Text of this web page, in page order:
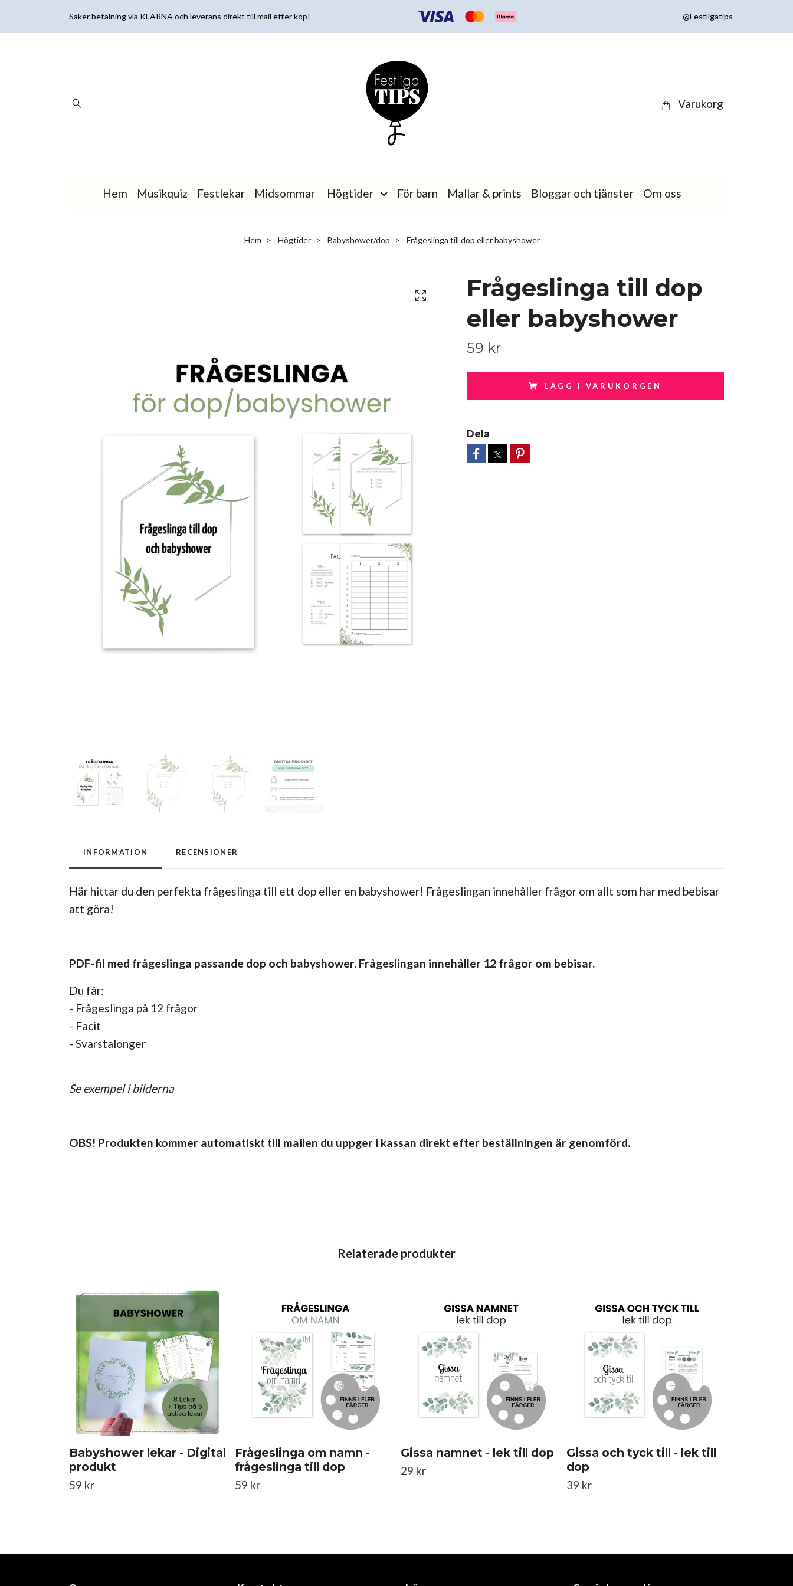
Säker betalning via KLARNA och leverans direkt till mail efter köp! @Festligatips
Varukorg
Hem Musikquiz Festlekar Midsommar Högtider För barn Mallar & prints Bloggar och tjänster Om oss
Hem Högtider Babyshower/dop Frågeslinga till dop eller babyshower
Frågeslinga till dop
eller babyshower
59 kr
LÄGG I VARUKORGEN
Dela
INFORMATION RECENSIONER
Här hittar du den perfekta frågeslinga till ett dop eller en babyshower! Frågeslingan innehåller frågor om allt som har med bebisar
att göra!
PDF-fil med frågeslinga passande dop och babyshower. Frågeslingan innehåller 12 frågor om bebisar.
Du får:
- Frågeslinga på 12 frågor
- Facit
- Svarstalonger
Se exempel i bilderna
OBS! Produkten kommer automatiskt till mailen du uppger i kassan direkt efter beställningen är genomförd.
Babyshower lekar - Digital
produkt
59 kr
Frågeslinga om namn -
frågeslinga till dop
59 kr
Gissa namnet - lek till dop
29 kr
Gissa och tyck till - lek till
dop
39 kr